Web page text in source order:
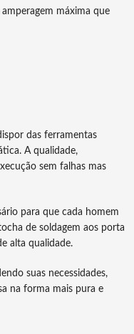
máxima que
das ferramentas
A qualidade,
sem falhas mas
para que cada homem
de soldagem aos porta
alta qualidade.
suas necessidades,
na forma mais pura e